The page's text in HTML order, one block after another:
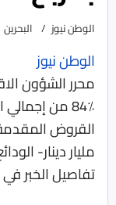
الوطن نيوز البحرين
الوطن نيوز
محرر الشؤون
مليار دينار-
تفاصيل الخبر